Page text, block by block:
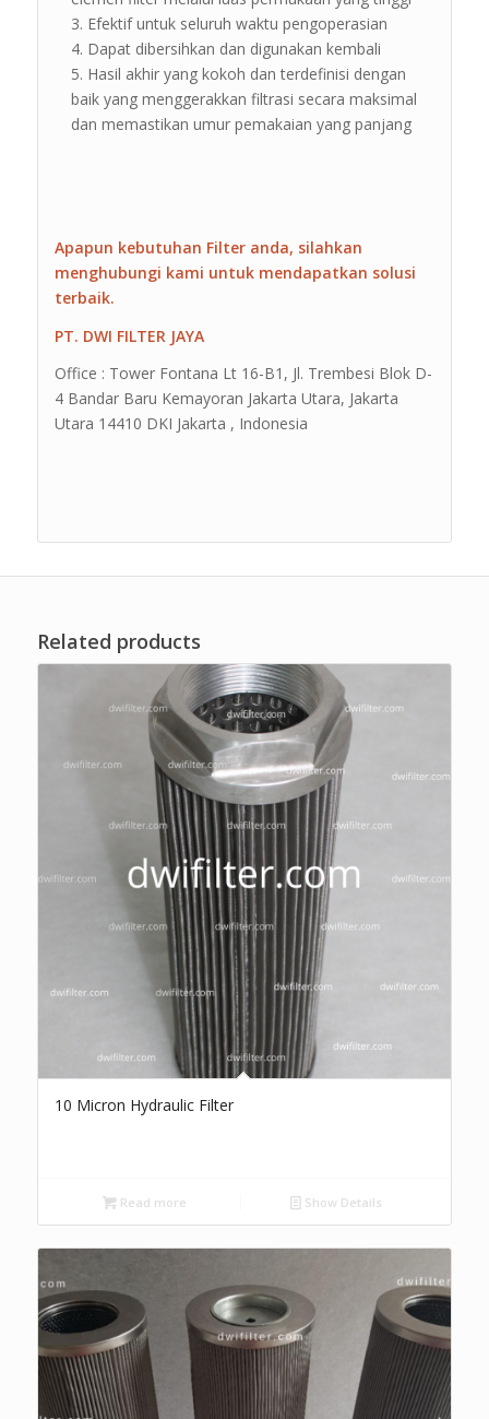
Efektif untuk seluruh waktu pengoperasian
Dapat dibersihkan dan digunakan kembali
Hasil akhir yang kokoh dan terdefinisi dengan
baik yang menggerakkan filtrasi secara maksimal
dan memastikan umur pemakaian yang panjang
Apapun kebutuhan Filter anda, silahkan
menghubungi kami untuk mendapatkan solusi
terbaik.
PT. DWI FILTER JAYA
Office : Tower Fontana Lt 16-B1, Jl. Trembesi Blok D-
4 Bandar Baru Kemayoran Jakarta Utara, Jakarta
Utara 14410 DKI Jakarta , Indonesia
Related products
10 Micron Hydraulic Filter
Read more Show Details